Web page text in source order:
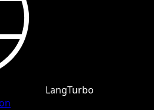
LangTurbo